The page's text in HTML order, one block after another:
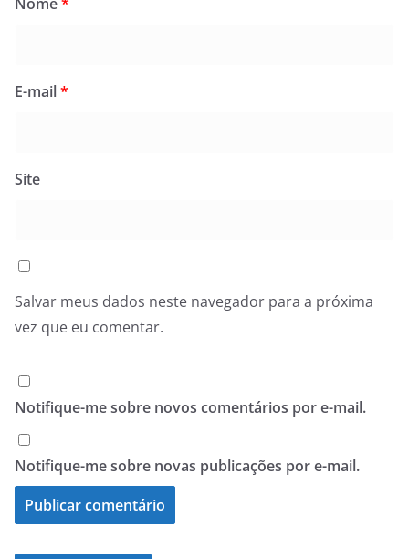
E-mail*
Site
Salvar meus dados neste navegador para a próxima
vez que eu comentar.
Notifique-me sobre novos comentários por e-mail.
Notifique-me sobre novas publicações por e-mail.